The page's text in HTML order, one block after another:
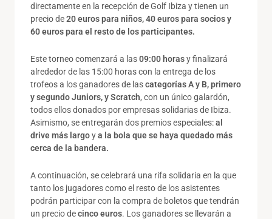
directamente en la recepción de Golf Ibiza y tienen un
precio de20 euros para niños, 40 euros para socios y
60 euros para el resto de los participantes.
Este torneo comenzará a las09:00 horasy finalizará
alrededor de las 15:00 horas con la entrega de los
trofeos a los ganadores de lascategorías A y B, primero
y segundo Juniors, y Scratch, con un único galardón,
todos ellos donados por empresas solidarias de Ibiza.
Asimismo, se entregarán dos premios especiales:al
drive más largoya la bola que se haya quedado más
cerca de la bandera.
A continuación, se celebrará una rifa solidaria en la que
tanto los jugadores como el resto de los asistentes
podrán participar con la compra de boletos que tendrán
un precio decinco euros. Los ganadores se llevarán a